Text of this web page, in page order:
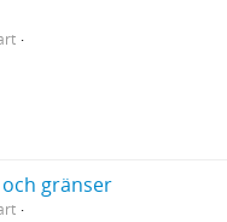
gränser